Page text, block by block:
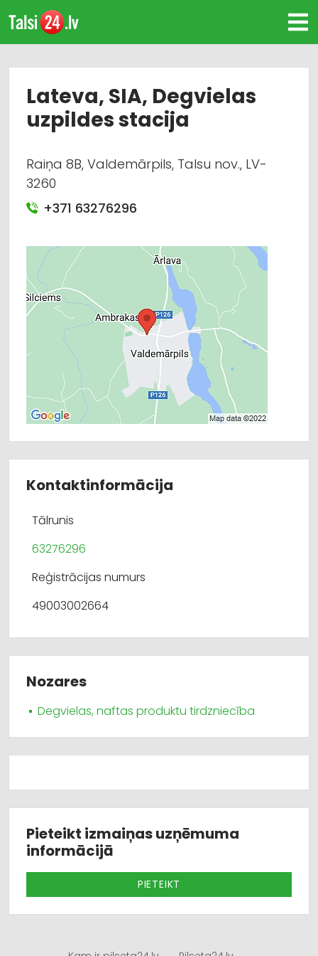
Lateva, SIA, Degvielas
uzpildes stacija
Raiņa 8B, Valdemārpils, Talsu nov., LV-
3260
+371 63276296
Kontaktinformācija
Tālrunis
63276296
Reģistrācijas numurs
49003002664
Nozares
Degvielas, naftas produktu tirdzniecība
Pieteikt izmaiņas uzņēmuma
informācijā
PIETEIKT